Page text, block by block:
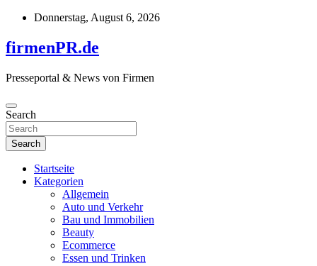
Skip
content
Donnerstag, August 6, 2026
firmenPR.de
Presseportal & News von Firmen
Search
Search
Startseite
Kategorien
Allgemein
Auto und Verkehr
Bau und Immobilien
Beauty
Ecommerce
Essen und Trinken